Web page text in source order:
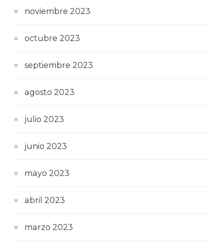
noviembre 2023
octubre 2023
septiembre 2023
agosto 2023
julio 2023
junio 2023
mayo 2023
abril 2023
marzo 2023